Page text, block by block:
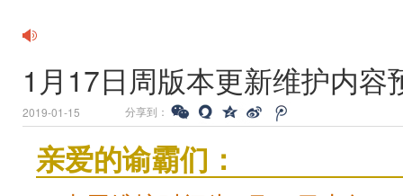
1月17日周版本更新维护内容
2019-01-15 分享到：
亲爱的谕霸们：